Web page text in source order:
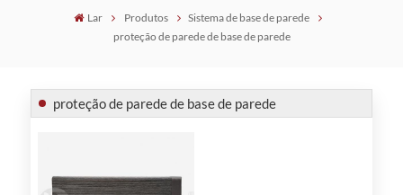
Lar Produtos
Sistema de base de parede
proteção de parede de base de parede
proteção de parede de base de parede